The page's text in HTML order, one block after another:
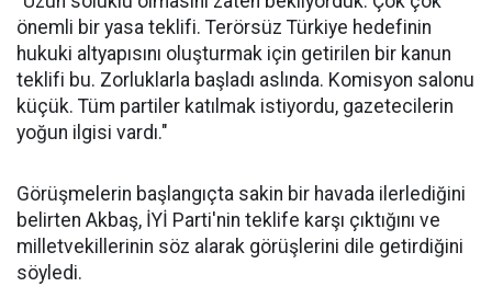
önemli bir yasa teklifi. Terörsüz Türkiye hedefinin
hukuki altyapısını oluşturmak için getirilen bir kanun
teklifi bu. Zorluklarla başladı aslında. Komisyon salonu
küçük. Tüm partiler katılmak istiyordu, gazetecilerin
yoğun ilgisi vardı."
Görüşmelerin başlangıçta sakin bir havada ilerlediğini
belirten Akbaş, İYİ Parti'nin teklife karşı çıktığını ve
milletvekillerinin söz alarak görüşlerini dile getirdiğini
söyledi.